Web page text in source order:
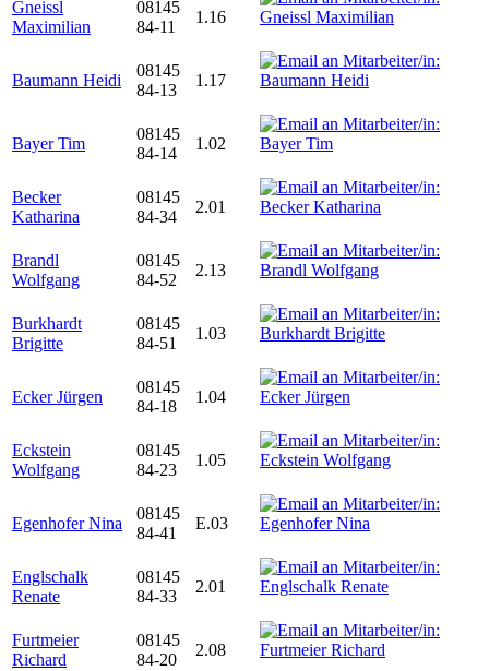
Gneissl
Maximilian
08145
84-11
1.16
Baumann Heidi
08145
84-13
1.17
Bayer Tim
08145
84-14
1.02
Becker
Katharina
08145
84-34
2.01
Brandl
Wolfgang
08145
84-52
2.13
Burkhardt
Brigitte
08145
84-51
1.03
Ecker Jürgen
08145
84-18
1.04
Eckstein
Wolfgang
08145
84-23
1.05
Egenhofer Nina
08145
84-41
E.03
Englschalk
Renate
08145
84-33
2.01
Furtmeier
Richard
08145
84-20
2.08